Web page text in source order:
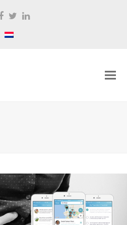
Facebook
TwitterLinkedIn